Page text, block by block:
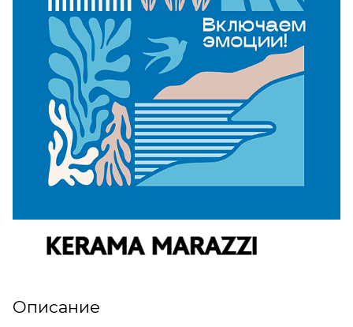
Описание